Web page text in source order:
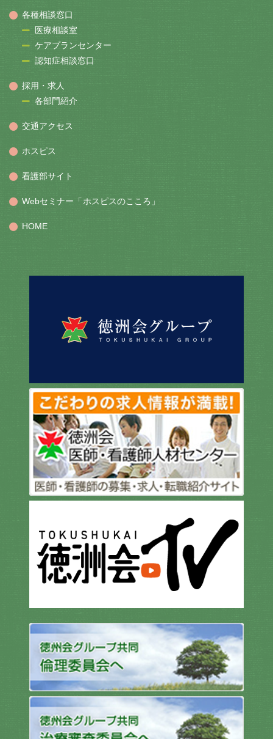
各種相談窓口
医療相談室
ケアプランセンター
認知症相談窓口
採用・求人
各部門紹介
交通アクセス
ホスピス
看護部サイト
Webセミナー「ホスピスのこころ」
HOME